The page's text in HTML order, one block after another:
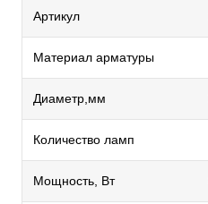
Артикул
Материал арматуры
Диаметр,мм
Количество ламп
Мощность, Вт